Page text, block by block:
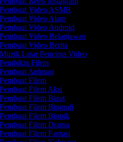
Video ASMR
Video Alam
Video Android
Video Belanjawan
Video Berita
Latar Pencipta Video
Filem
Animasi
Filem
Filem Aksi
Filem Barat
Filem Biografi
Filem Biopik
Filem Drama
Filem Fantasi